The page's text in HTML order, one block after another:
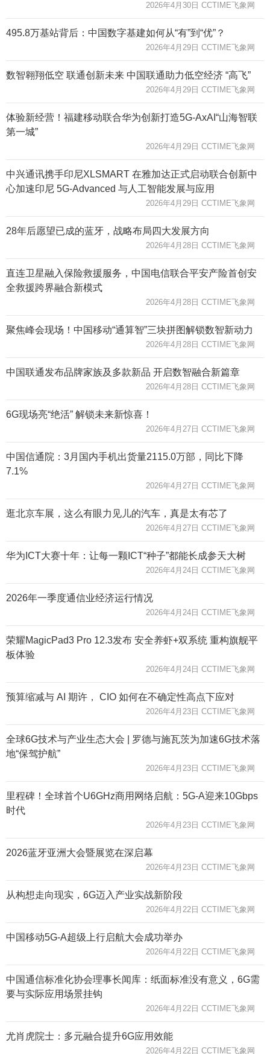
2026年4月30日 CCTIME飞象网
495.8万基站背后：中国数字基建如何从“有”到“优”？
2026年4月29日 CCTIME飞象网
数智翱翔低空 联通创新未来 中国联通助力低空经济 “高飞”
2026年4月29日 CCTIME飞象网
体验新经营！福建移动联合华为创新打造5G-AxAI“山海智联
第一城”
2026年4月29日 CCTIME飞象网
中兴通讯携手印尼XLSMART 在雅加达正式启动联合创新中
心加速印尼 5G-Advanced 与人工智能发展与应用
2026年4月29日 CCTIME飞象网
28年后愿望已成的蓝牙，战略布局四大发展方向
2026年4月28日 CCTIME飞象网
直连卫星融入保险救援服务，中国电信联合平安产险首创安
全救援跨界融合新模式
2026年4月28日 CCTIME飞象网
聚焦峰会现场！中国移动“通算智”三块拼图解锁数智新动力
2026年4月28日 CCTIME飞象网
中国联通发布品牌家族及多款新品 开启数智融合新篇章
2026年4月28日 CCTIME飞象网
6G现场亮“绝活” 解锁未来新惊喜！
2026年4月27日 CCTIME飞象网
中国信通院：3月国内手机出货量2115.0万部，同比下降
7.1%
2026年4月27日 CCTIME飞象网
逛北京车展，这么有眼力见儿的汽车，真是太有芯了
2026年4月27日 CCTIME飞象网
华为ICT大赛十年：让每一颗ICT“种子”都能长成参天大树
2026年4月24日 CCTIME飞象网
2026年一季度通信业经济运行情况
2026年4月24日 CCTIME飞象网
荣耀MagicPad3 Pro 12.3发布 安全养虾+双系统 重构旗舰平
板体验
2026年4月24日 CCTIME飞象网
预算缩减与 AI 期许， CIO 如何在不确定性高点下应对
2026年4月23日 CCTIME飞象网
全球6G技术与产业生态大会 | 罗德与施瓦茨为加速6G技术落
地“保驾护航”
2026年4月23日 CCTIME飞象网
里程碑！全球首个U6GHz商用网络启航：5G-A迎来10Gbps
时代
2026年4月23日 CCTIME飞象网
2026蓝牙亚洲大会暨展览在深启幕
2026年4月23日 CCTIME飞象网
从构想走向现实，6G迈入产业实战新阶段
2026年4月22日 CCTIME飞象网
中国移动5G-A超级上行启航大会成功举办
2026年4月22日 CCTIME飞象网
中国通信标准化协会理事长闻库：纸面标准没有意义，6G需
要与实际应用场景挂钩
2026年4月22日 CCTIME飞象网
尤肖虎院士：多元融合提升6G应用效能
2026年4月22日 CCTIME飞象网